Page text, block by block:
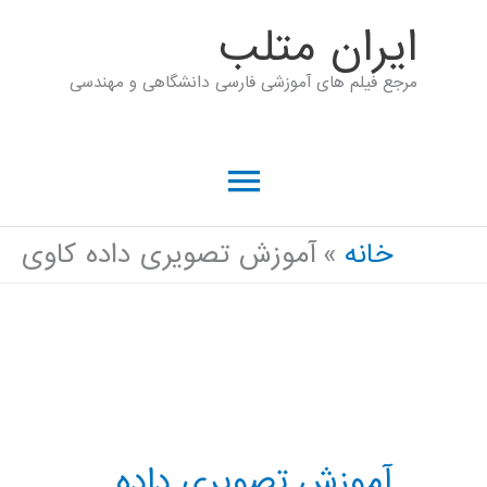
ايران متلب
مرجع فیلم های آموزشی فارسی دانشگاهی و مهندسی
فهرست
اصلی
خانه آموزش تصویری داده کاوی